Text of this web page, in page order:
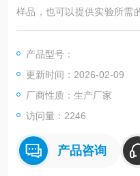
样品，也可以提供实验所需
子，铸造，汽车，食品，机
产品型号：
更新时间：2026-02-09
厂商性质：生产厂家
访问量：2246
产品咨询